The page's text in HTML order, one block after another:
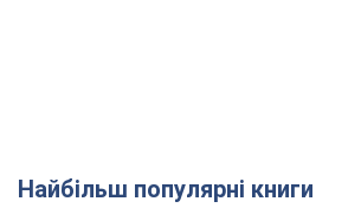
Найбільш популярні книги